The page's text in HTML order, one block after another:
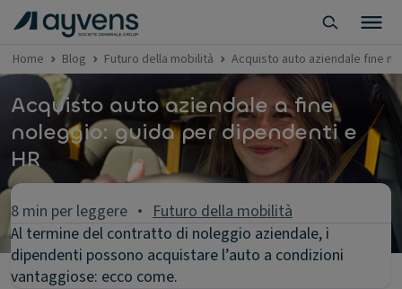
Home Blog Futuro della mobilità Acquisto auto aziendale fine
Acquisto auto aziendale a fine
noleggio: guida per dipendenti e
HR
8 min per leggere
Futuro della mobilità
Al termine del contratto di noleggio aziendale, i
dipendenti possono acquistare l’auto a condizioni
vantaggiose: ecco come.